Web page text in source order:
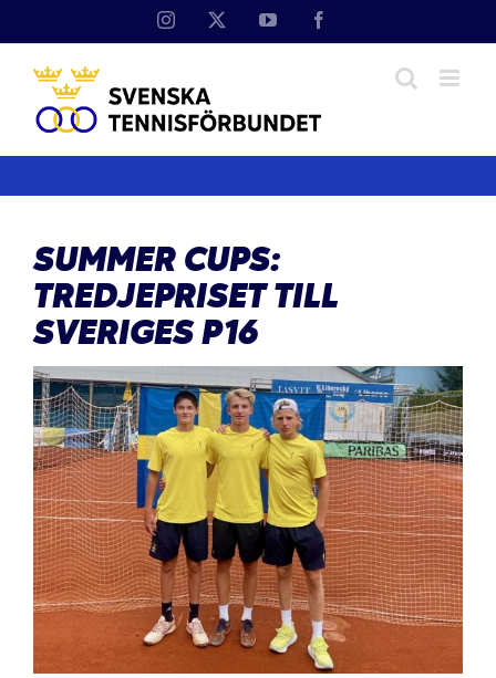
Instagram YouTube
SUMMER CUPS:
TREDJEPRISET TILL
SVERIGES P16